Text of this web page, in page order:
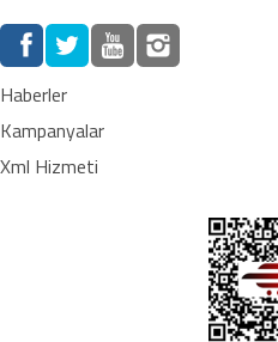
Haberler
Kampanyalar
Xml Hizmeti